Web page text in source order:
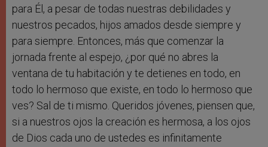
para Él, a pesar de todas nuestras debilidades y
nuestros pecados, hijos amados desde siempre y
para siempre. Entonces, más que comenzar la
jornada frente al espejo, ¿por qué no abres la
ventana de tu habitación y te detienes en todo, en
todo lo hermoso que existe, en todo lo hermoso que
ves? Sal de ti mismo. Queridos jóvenes, piensen que,
si a nuestros ojos la creación es hermosa, a los ojos
de Dios cada uno de ustedes es infinitamente